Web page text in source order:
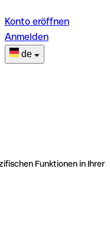
Konto eröffnen
Anmelden
de
Funktionen in Ihrer